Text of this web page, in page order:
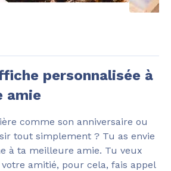
personnalisée à
amie
comme son anniversaire ou
tout simplement ? Tu as envie
à ta meilleure amie. Tu veux
amitié, pour cela, fais appel